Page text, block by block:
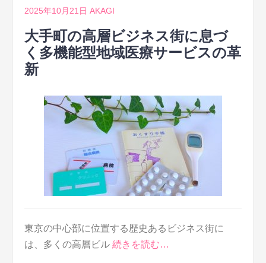
2025年10月21日 AKAGI
大手町の高層ビジネス街に息づ
く多機能型地域医療サービスの革
新
東京の中心部に位置する歴史あるビジネス街に
は、多くの高層ビル 続きを読む…